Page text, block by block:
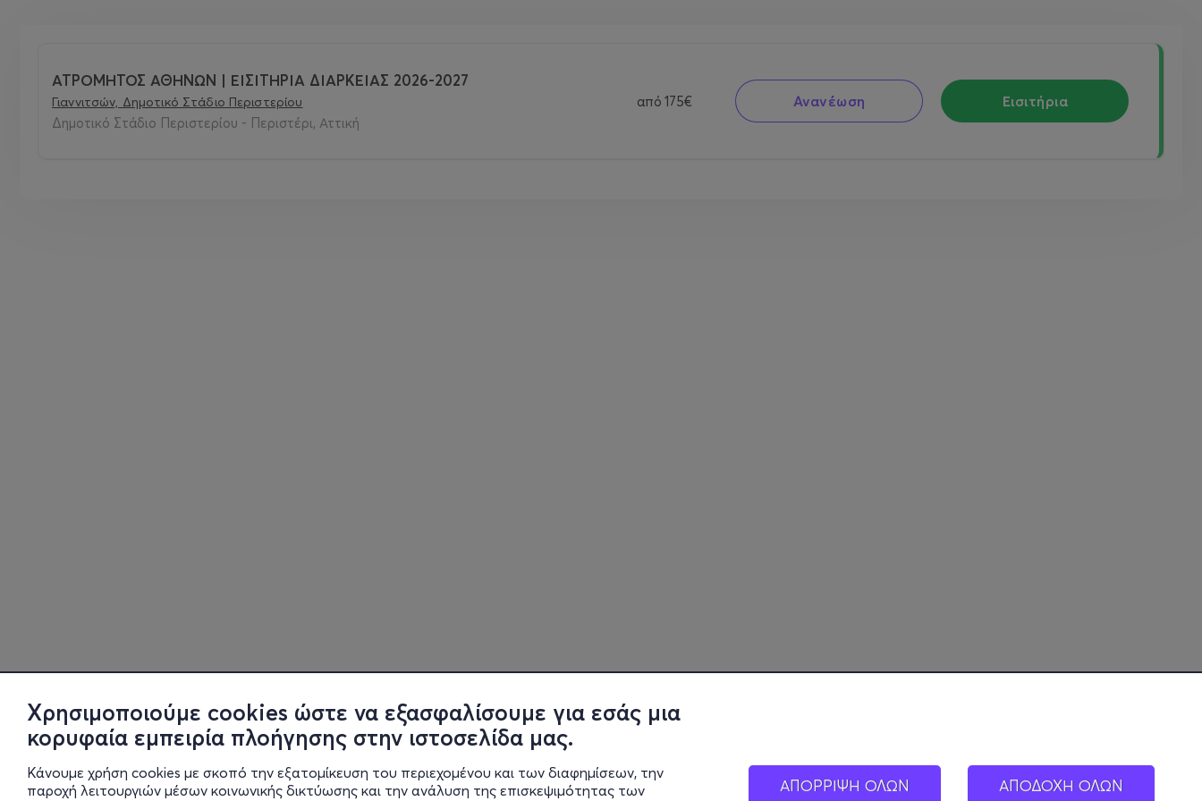
Χρησιμοποιούμε cookies ώστε να εξασφαλίσουμε για εσάς μια
κορυφαία εμπειρία πλοήγησης στην ιστοσελίδα μας.
Κάνουμε χρήση cookies με σκοπό την εξατομίκευση του περιεχομένου και των διαφημίσεων, την
παροχή λειτουργιών μέσων κοινωνικής δικτύωσης και την ανάλυση της επισκεψιμότητας των
ΑΠΟΡΡΙΨΗ ΟΛΩΝ ΑΠΟΔΟΧΗ ΟΛΩΝ
ΑΤΡΟΜΗΤΟΣ ΑΘΗΝΩΝ | ΕΙΣΙΤΗΡΙΑ ΔΙΑΡΚΕΙΑΣ 2026-2027
Γιαννιτσών, Δημοτικό Στάδιο Περιστερίου
Δημοτικό Στάδιο Περιστερίου - Περιστέρι, Αττική
από 175€ Ανανέωση Εισιτήρια